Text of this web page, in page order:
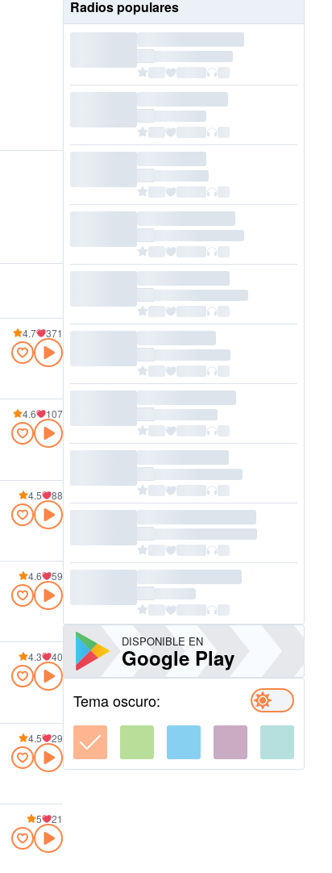
4.7 371
4.6 107
4.5 88
4.6 59
4.3 40
4.5 29
5 21
Radios populares
DISPONIBLE EN
Google Play
Tema oscuro: